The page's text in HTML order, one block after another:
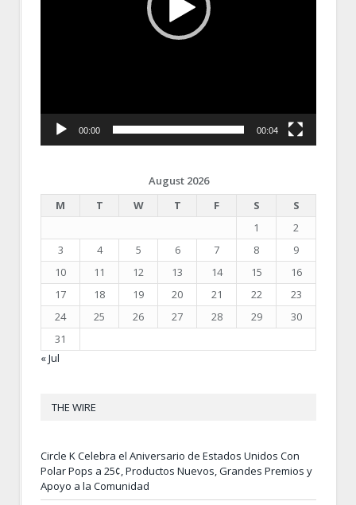
00:00 00:04
August 2026
M
T W T F S
S
1
2
3
4 5 6 7 8
9
10
11 12 13 14 15
16
17
18 19 20 21 22
23
24
25 26 27 28 29
30
31
« Jul
THE WIRE
Circle K Celebra el Aniversario de Estados Unidos Con
Polar Pops a 25¢, Productos Nuevos, Grandes Premios y
Apoyo a la Comunidad